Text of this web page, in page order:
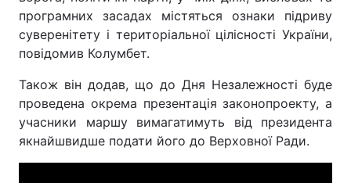
програмних засадах містяться ознаки підриву
суверенітету і територіальної цілісності України,
повідомив Колумбет.
Також він додав, що до Дня Незалежності буде
проведена окрема презентація законопроекту, а
учасники маршу вимагатимуть від президента
якнайшвидше подати його до Верховної Ради.